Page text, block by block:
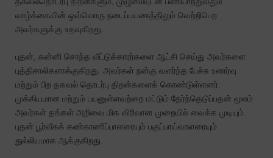
வாழ்க்கையின் ஒவ்வொரு நடைப்பயணத்திலும் வெற்றிபெற
அவர்களுக்கு உதவுகிறது.
புதன், கன்னி சொந்த வீட்டுக்காரர்களை ஆட்சி செய்து அவர்களை
புத்திசாலிகளாக்குகிறது. அவர்கள் நன்கு வளர்ந்த பேச்சு உணர்வு
மற்றும் பிற தகவல் தொடர்பு திறன்களைக் கொண்டுள்ளனர்.
முக்கியமான மற்றும் பயனுள்ளவற்றை மட்டும் தேர்ந்தெடுப்பதன் மூலம்
அவர்கள் தங்கள் அறிவை மிக விரிவான முறையில் வைக்க முடியும்.
புதன் பூர்வீகக் கண்காணிப்பாளரையும் பகுப்பாய்வாளரையும்
துல்லியமாக ஆக்குகிறது.